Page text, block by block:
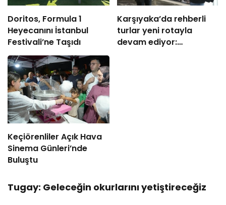
Doritos, Formula 1
Heyecanını İstanbul
Festivali’ne Taşıdı
Karşıyaka’da rehberli
turlar yeni rotayla
devam ediyor:
Keçiörenliler Açık Hava
Sinema Günleri’nde
Buluştu
Tugay: Geleceğin okurlarını yetiştireceğiz